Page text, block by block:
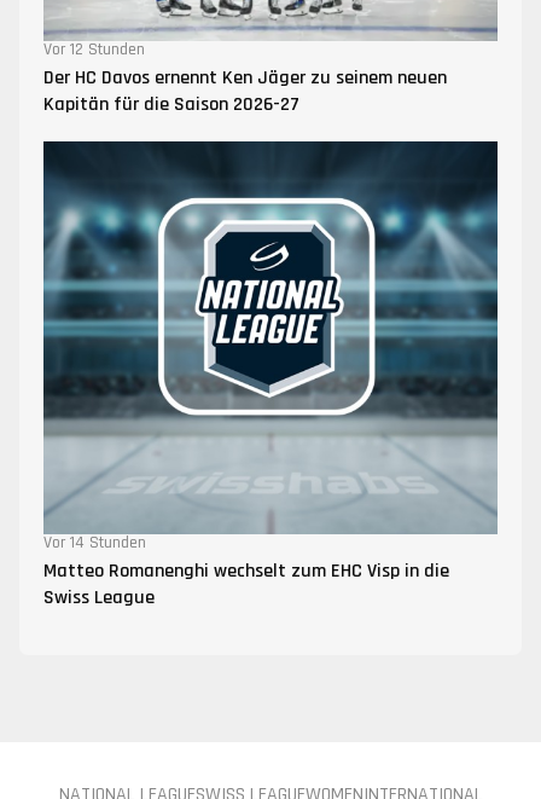
Vor 12 Stunden
Der HC Davos ernennt Ken Jäger zu seinem neuen
Kapitän für die Saison 2026-27
Vor 14 Stunden
Matteo Romanenghi wechselt zum EHC Visp in die
Swiss League